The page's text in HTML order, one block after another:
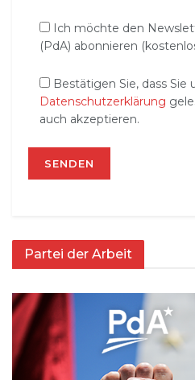
Ich möchte den
(PdA) abonnieren
Bestätigen Sie, dass Sie
Datenschutzerklärung
auch akzeptieren.
Partei der Arbeit